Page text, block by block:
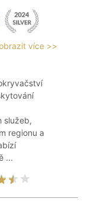
více >>
služeb,
regionu a
...